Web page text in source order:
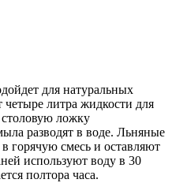
для натуральных
четыре литра жидкости для
ложку
разводят в воде. Льняные
горячую смесь и оставляют
используют воду в 30
полтора часа.